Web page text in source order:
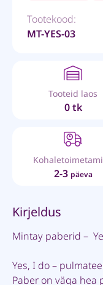
Tootekood:
MT-YES-03
Tooteid laos
0 tk
2-3 päeva
Kirjeldus
Mintay paberid –
Yes, I do –
Paber on väga